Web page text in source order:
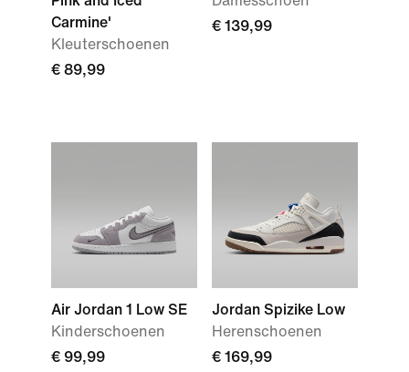
Carmine'
Kleuterschoenen
€ 89,99
€ 139,99
Air Jordan 1 Low SE
Kinderschoenen
€ 99,99
Jordan Spizike Low
Herenschoenen
€ 169,99